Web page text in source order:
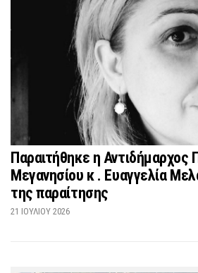
Παραιτήθηκε η Αντιδήμαρχος
Μεγανησίου κ . Ευαγγελία
της παραίτησης
21 ΙΟΥΛΊΟΥ 2026